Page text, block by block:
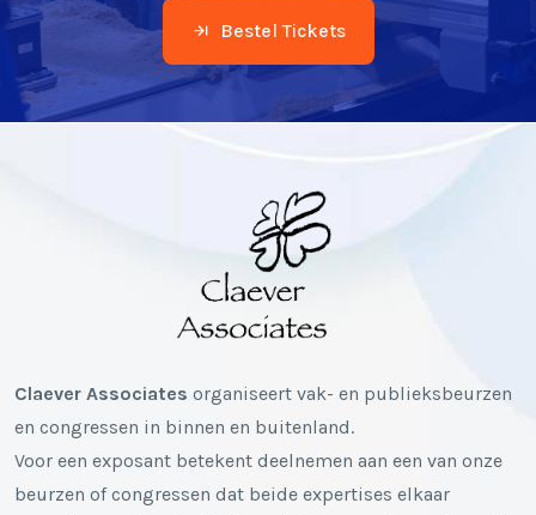
Bestel Tickets
Claever Associates organiseert vak- en publieksbeurzen
en congressen in binnen en buitenland.
Voor een exposant betekent deelnemen aan een van onze
beurzen of congressen dat beide expertises elkaar